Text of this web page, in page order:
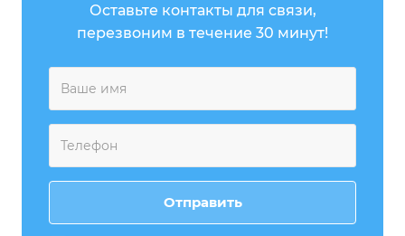
Оставьте контакты для связи,
перезвоним в течение 30 минут!